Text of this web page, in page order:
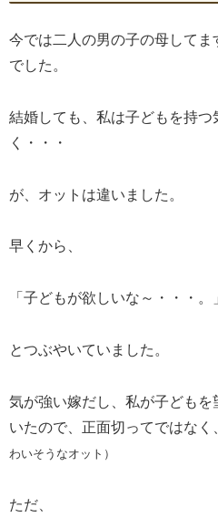
今では二人の男の子の母して
でした。
結婚しても、私は子どもを持
く・・・
が、オットは違いました。
早くから、
「子どもが欲しいな～・・・。
とつぶやいていました。
気が強い嫁だし、私が子ども
いたので、正面切ってではなく
わいそうなオット）
ただ、